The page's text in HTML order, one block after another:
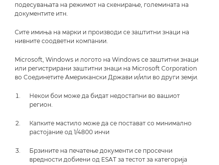
подесувањата на режимот на скенирање, големината на
документите итн.
Сите имиња на марки и производи се заштитни знаци на
нивните соодветни компании.
Microsoft, Windows и логото на Windows се заштитни знаци
или регистрирани заштитни знаци на Microsoft Corporation
во Соединетите Американски Држави и/или во други земји.
Некои бои може да бидат недостапни во вашиот
регион.
Капките мастило може да се постават со минимално
растојание од 1/4800 инчи
Брзините на печатење документи се просечни
вредности добиени од ESAT за тестот за категорија